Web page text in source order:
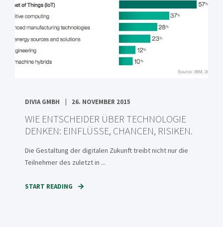
DIVIA GMBH 26. NOVEMBER 2015
WIE ENTSCHEIDER ÜBER TECHNOLOGIE
DENKEN: EINFLÜSSE, CHANCEN, RISIKEN.
Die Gestaltung der digitalen Zukunft treibt nicht nur die
Teilnehmer des zuletzt in ...
START READING